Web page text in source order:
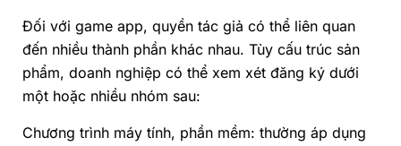
Đối với game app, quyền tác giả có thể liên quan
đến nhiều thành phần khác nhau. Tùy cấu trúc sản
phẩm, doanh nghiệp có thể xem xét đăng ký dưới
một hoặc nhiều nhóm sau:
Chương trình máy tính, phần mềm: thường áp dụng